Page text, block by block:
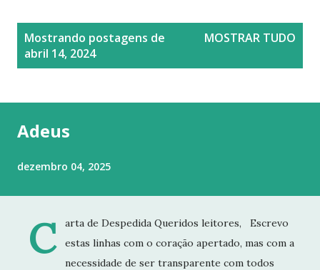
Mostrando postagens de
abril 14, 2024
MOSTRAR TUDO
Adeus
dezembro 04, 2025
C
arta de Despedida Queridos leitores, Escrevo
estas linhas com o coração apertado, mas com a
necessidade de ser transparente com todos